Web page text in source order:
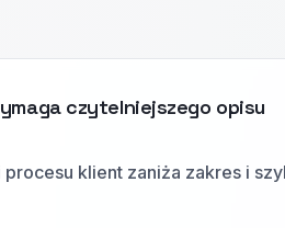
czytelniejszego opisu
klient zaniża zakres i